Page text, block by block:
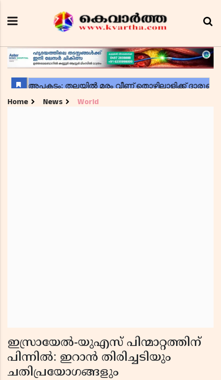
Home News World
ഇസ്രായേൽ-യുഎസ് പിന്മാറ്റത്തിന്
പിന്നിൽ: ഇറാൻ തിരിച്ചടിയും
ചതിപ്രയോഗങ്ങളും